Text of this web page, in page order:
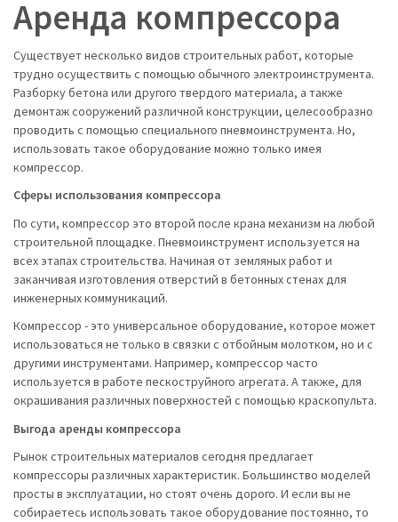
Аренда компрессора
Существует несколько видов строительных работ, которые
трудно осуществить с помощью обычного электроинструмента.
Разборку бетона или другого твердого материала, а также
демонтаж сооружений различной конструкции, целесообразно
проводить с помощью специального пневмоинструмента. Но,
использовать такое оборудование можно только имея
компрессор.
Сферы использования компрессора
По сути, компрессор это второй после крана механизм на любой
строительной площадке. Пневмоинструмент используется на
всех этапах строительства. Начиная от земляных работ и
заканчивая изготовления отверстий в бетонных стенах для
инженерных коммуникаций.
Компрессор - это универсальное оборудование, которое может
использоваться не только в связки с отбойным молотком, но и с
другими инструментами. Например, компрессор часто
используется в работе пескоструйного агрегата. А также, для
окрашивания различных поверхностей с помощью краскопульта.
Выгода аренды компрессора
Рынок строительных материалов сегодня предлагает
компрессоры различных характеристик. Большинство моделей
просты в эксплуатации, но стоят очень дорого. И если вы не
собираетесь использовать такое оборудование постоянно, то